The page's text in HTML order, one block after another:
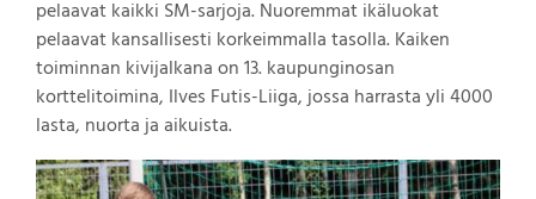
pelaavat kaikki SM-sarjoja. Nuoremmat ikäluokat
pelaavat kansallisesti korkeimmalla tasolla. Kaiken
toiminnan kivijalkana on 13. kaupunginosan
korttelitoimina, Ilves Futis-Liiga, jossa harrasta yli 4000
lasta, nuorta ja aikuista.